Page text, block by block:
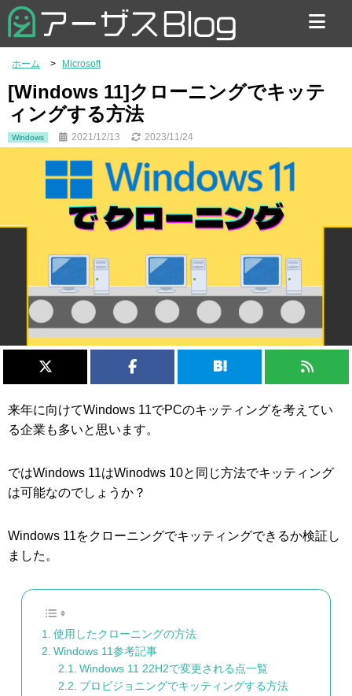
お問い合わせ
ホーム Microsoft
[Windows 11]クローニングでキッテ
ィングする方法
Windows 2021/12/13 2023/11/24
来年に向けてWindows 11でPCのキッティングを考えてい
る企業も多いと思います。
ではWindows 11はWinodws 10と同じ方法でキッティング
は可能なのでしょうか？
Windows 11をクローニングでキッティングできるか検証し
ました。
使用したクローニングの方法
Windows 11参考記事
Windows 11 22H2で変更される点一覧
プロビジョニングでキッティングする方法